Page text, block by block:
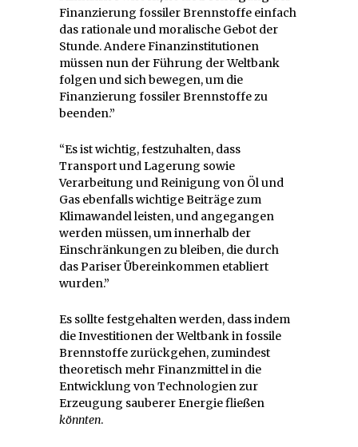
Finanzierung fossiler Brennstoffe einfach
das rationale und moralische Gebot der
Stunde. Andere Finanzinstitutionen
müssen nun der Führung der Weltbank
folgen und sich bewegen, um die
Finanzierung fossiler Brennstoffe zu
beenden.”
“Es ist wichtig, festzuhalten, dass
Transport und Lagerung sowie
Verarbeitung und Reinigung von Öl und
Gas ebenfalls wichtige Beiträge zum
Klimawandel leisten, und angegangen
werden müssen, um innerhalb der
Einschränkungen zu bleiben, die durch
das Pariser Übereinkommen etabliert
wurden.”
Es sollte festgehalten werden, dass indem
die Investitionen der Weltbank in fossile
Brennstoffe zurückgehen, zumindest
theoretisch mehr Finanzmittel in die
Entwicklung von Technologien zur
Erzeugung sauberer Energie fließen
könnten.